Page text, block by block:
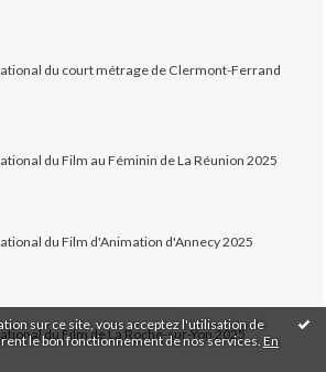
sur ce site, vous acceptez l'utilisation de
le bon fonctionnement de nos services. En
du court métrage de Clermont-Ferrand
du Film au Féminin de La Réunion 2025
du Film d'Animation d'Annecy 2025
du Film de La Roche-sur-Yon 2025